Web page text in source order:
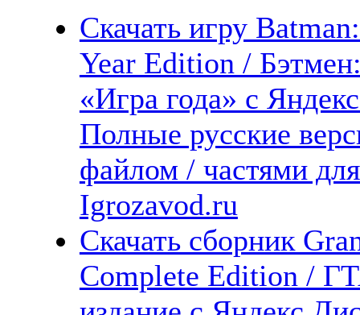
Скачать игру
Year Edition /
«Игра года» с
Полные русские
файлом / частями
Igrozavod.ru
Скачать сборник
Complete Edition /